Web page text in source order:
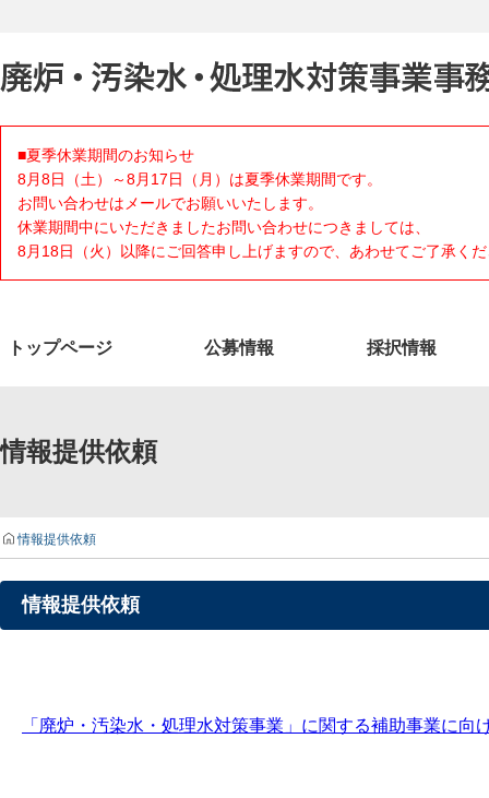
■夏季休業期間のお知らせ
8月8日（土）～8月17日（月）は夏季休業期間です。
お問い合わせはメールでお願いいたします。
休業期間中にいただきましたお問い合わせにつきましては、
8月18日（火）以降にご回答申し上げますので、あわせてご了承く
トップページ 公募情報 採択情報
情報提供依頼
情報提供依頼
情報提供依頼
「廃炉・汚染水・処理水対策事業」に関する補助事業に向